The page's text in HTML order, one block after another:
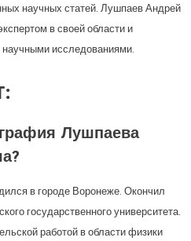
научных статей. Лушпаев Андрей
в своей области и
научными исследованиями.
Лушпаева
в городе Воронеже. Окончил
государственного университета.
работой в области физики